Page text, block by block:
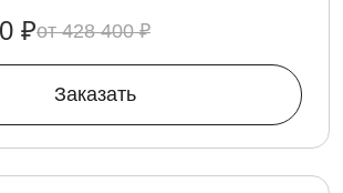
428 400 ₽
₽
Заказать